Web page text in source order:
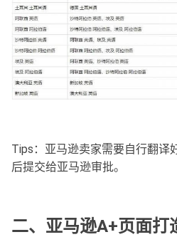
Tips：亚马逊卖家需要自行翻译
后提交给亚马逊审批。
二、亚马逊A+页面打